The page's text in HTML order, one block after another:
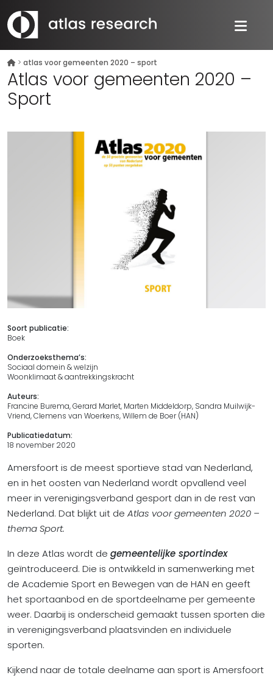
> atlas voor gemeenten 2020 – sport
Atlas voor gemeenten 2020 –
Sport
Soort publicatie:
Boek
Onderzoeksthema’s:
Sociaal domein & welzijn
Woonklimaat & aantrekkingskracht
Auteurs:
Francine Burema, Gerard Marlet, Marten Middeldorp, Sandra Muilwijk-
Vriend, Clemens van Woerkens, Willem de Boer (HAN)
Publicatiedatum:
18 november 2020
Amersfoort is de meest sportieve stad van Nederland,
en in het oosten van Nederland wordt opvallend veel
meer in verenigingsverband gesport dan in de rest van
Nederland. Dat blijkt uit de Atlas voor gemeenten 2020 –
thema Sport.
In deze Atlas wordt de gemeentelijke sportindex
geïntroduceerd. Die is ontwikkeld in samenwerking met
de Academie Sport en Bewegen van de HAN en geeft
het sportaanbod en de sportdeelname per gemeente
weer. Daarbij is onderscheid gemaakt tussen sporten die
in verenigingsverband plaatsvinden en individuele
sporten.
Kijkend naar de totale deelname aan sport is Amersfoort